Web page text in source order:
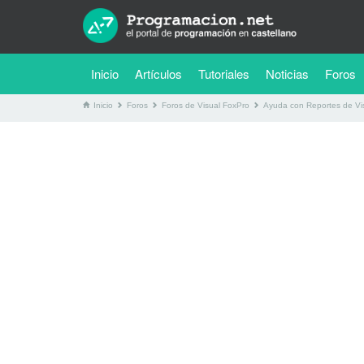
Inicio Artículos Tutoriales (current)
Noticias Foros
Inicio Foros Foros de Visual FoxPro Ayuda con Reportes de